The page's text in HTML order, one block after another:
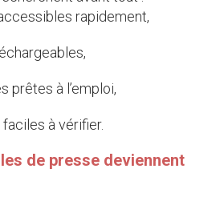
rapidement,
prêtes à l’emploi,
à vérifier.
de presse deviennent